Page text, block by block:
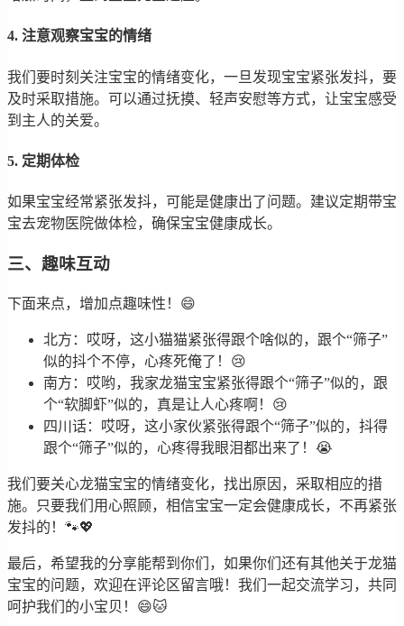
4. 注意观察宝宝的情绪
我们要时刻关注宝宝的情绪变化，一旦发现宝宝紧张发抖，要
及时采取措施。可以通过抚摸、轻声安慰等方式，让宝宝感受
到主人的关爱。
5. 定期体检
如果宝宝经常紧张发抖，可能是健康出了问题。建议定期带宝
宝去宠物医院做体检，确保宝宝健康成长。
三、趣味互动
下面来点，增加点趣味性！😄
北方：哎呀，这小猫猫紧张得跟个啥似的，跟个“筛子”
似的抖个不停，心疼死俺了！😢
南方：哎哟，我家龙猫宝宝紧张得跟个“筛子”似的，跟
个“软脚虾”似的，真是让人心疼啊！😢
四川话：哎呀，这小家伙紧张得跟个“筛子”似的，抖得
跟个“筛子”似的，心疼得我眼泪都出来了！😭
我们要关心龙猫宝宝的情绪变化，找出原因，采取相应的措
施。只要我们用心照顾，相信宝宝一定会健康成长，不再紧张
发抖的！🐾💖
最后，希望我的分享能帮到你们，如果你们还有其他关于龙猫
宝宝的问题，欢迎在评论区留言哦！我们一起交流学习，共同
呵护我们的小宝贝！😄🐱